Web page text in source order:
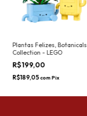
Plantas Felizes, Botanicals
Collection - LEGO
R$199,00
R$189,05com Pix